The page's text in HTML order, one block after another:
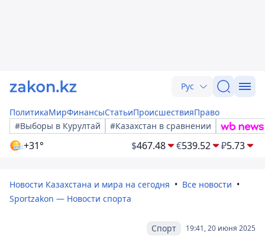
Рус
ПолитикаМирФинансыСтатьиПроисшествияПраво
#Выборы в Курултай
#Казахстан в сравнении
+31° $467.48 €539.52 ₽5.73
Новости Казахстана и мира на сегодня
Все новости
Sportzakon — Новости спорта
19:41, 20 июня 2025
Спорт